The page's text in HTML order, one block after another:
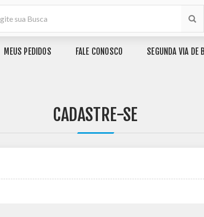
MEUS PEDIDOS FALE CONOSCO SEGUNDA VIA DE
CADASTRE-SE